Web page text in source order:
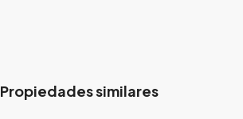
Propiedades similares